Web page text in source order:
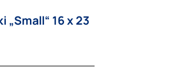
„Small“ 16 x 23